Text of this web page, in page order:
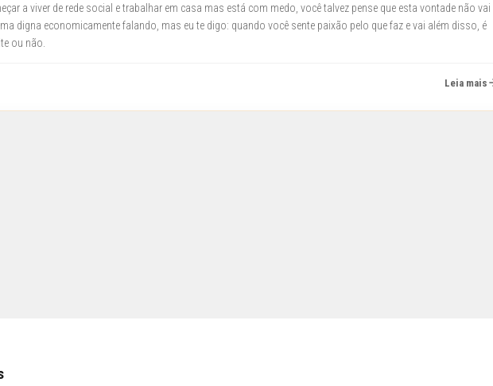
a viver de rede social e trabalhar em casa mas está com medo, você talvez pense que esta vontade não vai
digna economicamente falando, mas eu te digo: quando você sente paixão pelo que faz e vai além disso, é
ou não.
Leia mais